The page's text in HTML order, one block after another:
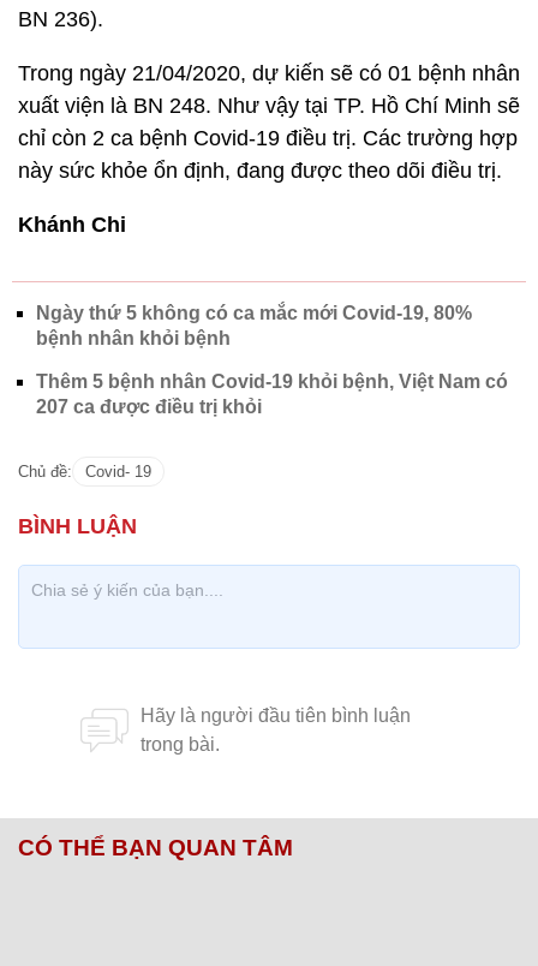
BN 236).
Trong ngày 21/04/2020, dự kiến sẽ có 01 bệnh nhân
xuất viện là BN 248. Như vậy tại TP. Hồ Chí Minh sẽ
chỉ còn 2 ca bệnh Covid-19 điều trị. Các trường hợp
này sức khỏe ổn định, đang được theo dõi điều trị.
Khánh Chi
Ngày thứ 5 không có ca mắc mới Covid-19, 80%
bệnh nhân khỏi bệnh
Thêm 5 bệnh nhân Covid-19 khỏi bệnh, Việt Nam có
207 ca được điều trị khỏi
Chủ đề: Covid- 19
CÓ THỂ BẠN QUAN TÂM